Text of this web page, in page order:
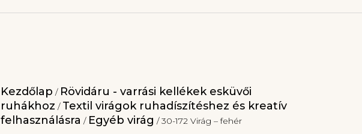
Kezdőlap / Rövidáru - varrási kellékek esküvői
ruhákhoz / Textil virágok ruhadíszítéshez és kreatív
felhasználásra / Egyéb virág / 30-172 Virág – fehér